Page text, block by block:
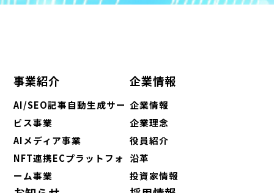
事業紹介
AI/SEO記事自動生成サー
ビス事業
AIメディア事業
NFT連携ECプラットフォ
ーム事業
企業情報
企業情報
企業理念
役員紹介
沿革
投資家情報